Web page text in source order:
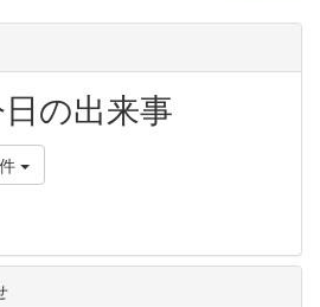
の出来事